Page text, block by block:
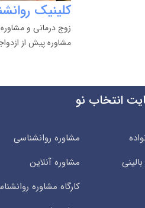
کلینیک
زوج درمانی و
مشاوره پیش از
انتخاب نو
مشاوره روانشناسی
مشاوره آنلاین
کارگاه مشاوره